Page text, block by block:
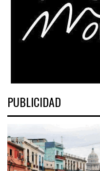
PUBLICIDAD